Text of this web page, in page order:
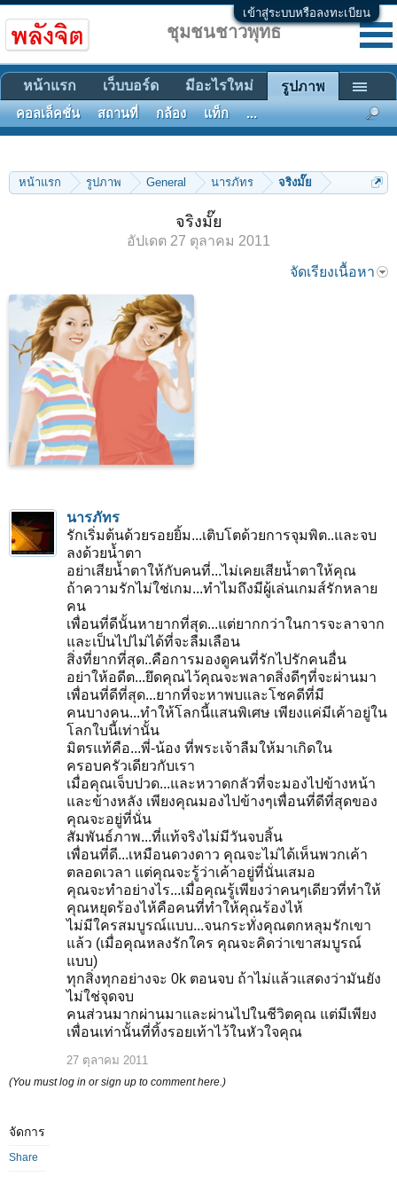
เข้าสู่ระบบหรือลงทะเบียน
หน้าแรก รูปภาพ General นารภัทร จริงมั๊ย
จริงมั๊ย
อัปเดต 27 ตุลาคม 2011
จัดเรียงเนื้อหา
นารภัทร
รักเริ่มต้นด้วยรอยยิ้ม...เติบโตด้วยการจุมพิต..และจบ
ลงด้วยน้ำตา
อย่าเสียน้ำตาให้กับคนที่...ไม่เคยเสียน้ำตาให้คุณ
ถ้าความรักไม่ใช่เกม...ทำไมถึงมีผู้เล่นเกมส์รักหลาย
คน
เพื่อนที่ดีนั้นหายากที่สุด...แต่ยากกว่าในการจะลาจาก
และเป็นไปไม่ได้ที่จะลืมเลือน
สิ่งที่ยากที่สุด..คือการมองดูคนที่รักไปรักคนอื่น
อย่าให้อดีต...ยึดคุณไว้คุณจะพลาดสิ่งดีๆที่จะผ่านมา
เพื่อนที่ดีที่สุด...ยากที่จะหาพบและโชคดีที่มี
คนบางคน...ทำให้โลกนี้แสนพิเศษ เพียงแค่มีเค้าอยู่ใน
โลกใบนี้เท่านั้น
มิตรแท้คือ...พี่-น้อง ที่พระเจ้าลืมให้มาเกิดใน
ครอบครัวเดียวกับเรา
เมื่อคุณเจ็บปวด...และหวาดกลัวที่จะมองไปข้างหน้า
และข้างหลัง เพียงคุณมองไปข้างๆเพื่อนที่ดีที่สุดของ
คุณจะอยู่ที่นั่น
สัมพันธ์ภาพ...ที่แท้จริงไม่มีวันจบสิ้น
เพื่อนที่ดี...เหมือนดวงดาว คุณจะไม่ได้เห็นพวกเค้า
ตลอดเวลา แต่คุณจะรู้ว่าเค้าอยู่ที่นั่นเสมอ
คุณจะทำอย่างไร...เมื่อคุณรู้เพียงว่าคนๆเดียวที่ทำให้
คุณหยุดร้องไห้คือคนที่ทำให้คุณร้องไห้
ไม่มีใครสมบูรณ์แบบ...จนกระทั่งคุณตกหลุมรักเขา
แล้ว (เมื่อคุณหลงรักใคร คุณจะคิดว่าเขาสมบูรณ์
แบบ)
ทุกสิ่งทุกอย่างจะ 0k ตอนจบ ถ้าไม่แล้วแสดงว่ามันยัง
ไม่ใช่จุดจบ
คนส่วนมากผ่านมาและผ่านไปในชีวิตคุณ แต่มีเพียง
เพื่อนเท่านั้นที่ทิ้งรอยเท้าไว้ในหัวใจคุณ
27 ตุลาคม 2011
(You must log in or sign up to comment here.)
จัดการ
Share
ชุมชนชาวพุทธ
หน้าแรก เว็บบอร์ด มีอะไรใหม่ รูปภาพ
คอลเล็คชั่น สถานที่ กล้อง แท็ก ...